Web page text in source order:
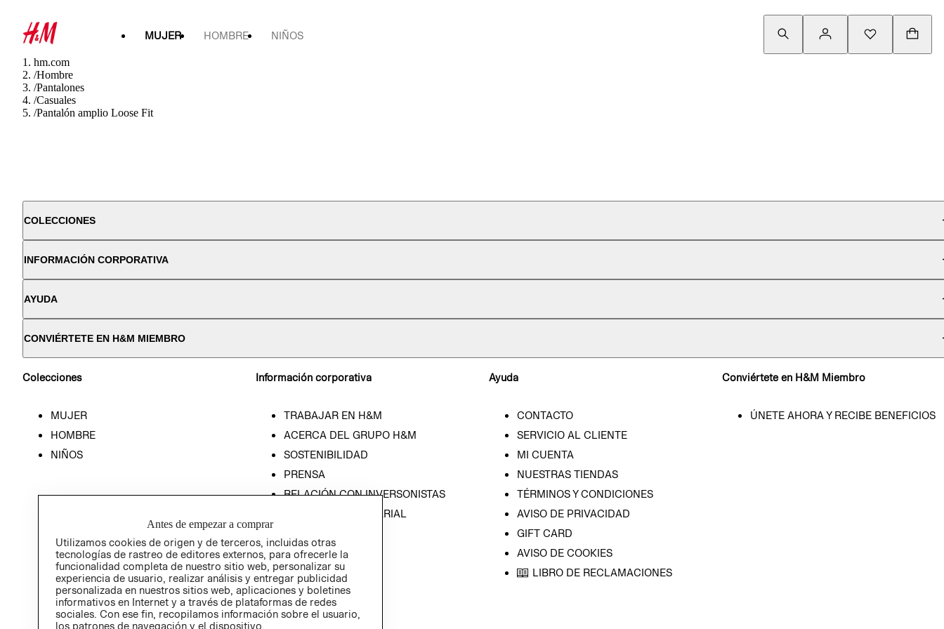
MUJER HOMBRE NIÑOS
hm.com
/Hombre
/Pantalones
/Casuales
/Pantalón amplio Loose Fit
COLECCIONES
INFORMACIÓN CORPORATIVA
AYUDA
CONVIÉRTETE EN H&M MIEMBRO
Colecciones
MUJER
HOMBRE
NIÑOS
Información corporativa
TRABAJAR EN H&M
ACERCA DEL GRUPO H&M
SOSTENIBILIDAD
PRENSA
RELACIÓN CON INVERSONISTAS
POLÍTICA EMPRESARIAL
Ayuda
CONTACTO
SERVICIO AL CLIENTE
MI CUENTA
NUESTRAS TIENDAS
TÉRMINOS Y CONDICIONES
AVISO DE PRIVACIDAD
GIFT CARD
AVISO DE COOKIES
LIBRO DE RECLAMACIONES
Conviértete en H&M Miembro
ÚNETE AHORA Y RECIBE BENEFICIOS
Antes de empezar a comprar
Utilizamos cookies de origen y de terceros, incluidas otras
tecnologías de rastreo de editores externos, para ofrecerle la
funcionalidad completa de nuestro sitio web, personalizar su
experiencia de usuario, realizar análisis y entregar publicidad
personalizada en nuestros sitios web, aplicaciones y boletines
informativos en Internet y a través de plataformas de redes
sociales. Con ese fin, recopilamos información sobre el usuario,
los patrones de navegación y el dispositivo.